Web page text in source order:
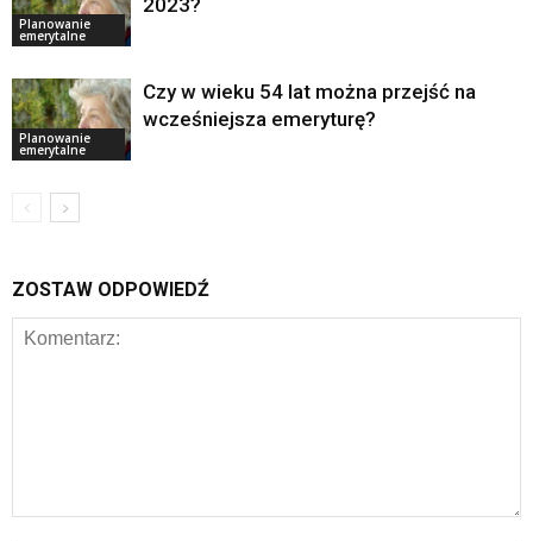
Planowanie
emerytalne
2023?
Planowanie
emerytalne
Czy w wieku 54 lat można przejść na
wcześniejsza emeryturę?
ZOSTAW ODPOWIEDŹ